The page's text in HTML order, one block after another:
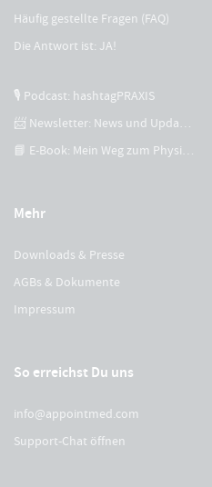
Häufig gestellte Fragen (FAQ)
Die Antwort ist: JA!
🎙 Podcast: hashtagPRAXIS
📨 Newsletter: News und Updates
📘 E-Book: Mein Weg zum Physiotherapeuten
Mehr
Downloads & Presse
AGBs & Dokumente
Impressum
So erreichst Du uns
info@appointmed.com
Support-Chat öffnen